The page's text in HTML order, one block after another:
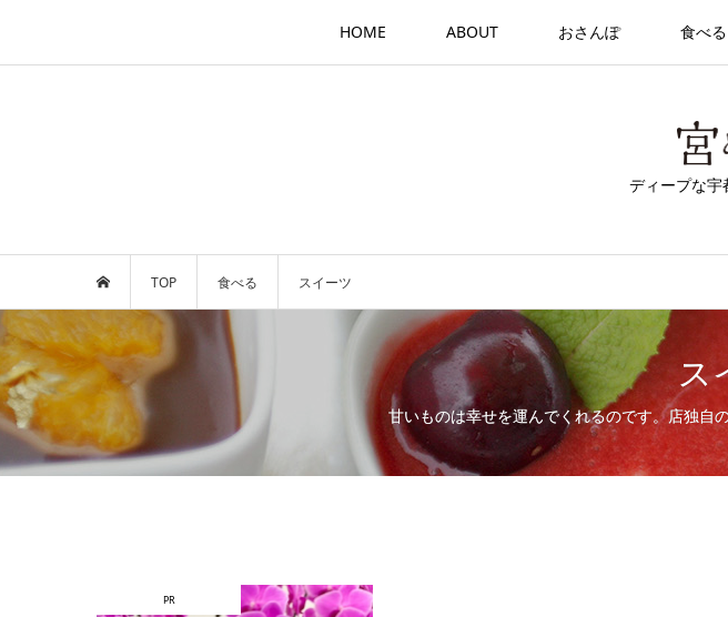
HOME ABOUT おさんぽ 食べる
ディープな宇
TOP 食べる スイーツ
ス
甘いものは幸せを運んでくれるのです。店独自
PR